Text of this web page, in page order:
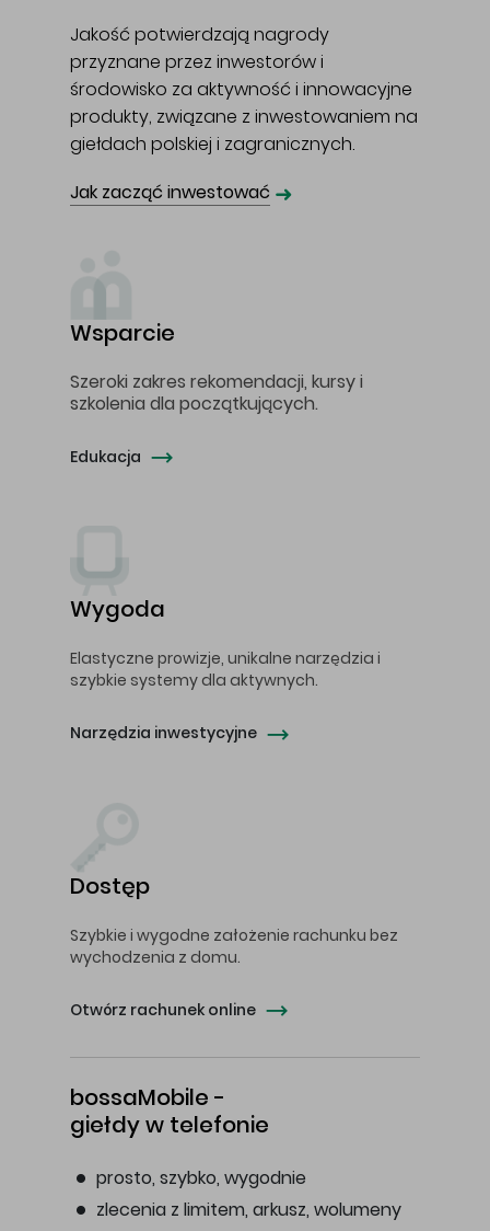
Jakość potwierdzają nagrody
przyznane przez inwestorów i
środowisko za aktywność i innowacyjne
produkty, związane z inwestowaniem na
giełdach polskiej i zagranicznych.
Jak zacząć inwestować ➜
Wsparcie
Szeroki zakres rekomendacji, kursy i
szkolenia dla początkujących.
Edukacja
Wygoda
Elastyczne prowizje, unikalne narzędzia i
szybkie systemy dla aktywnych.
Narzędzia inwestycyjne
Dostęp
Szybkie i wygodne założenie rachunku bez
wychodzenia z domu.
Otwórz rachunek online
bossaMobile -
giełdy w telefonie
prosto, szybko, wygodnie
zlecenia z limitem, arkusz, wolumeny